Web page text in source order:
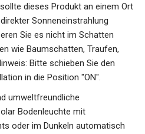
dieses Produkt an einem Ort
Sonneneinstrahlung
Sie es nicht im Schatten
wie Baumschatten, Traufen,
Bitte schieben Sie den
in die Position "ON".
umweltfreundliche
Bodenleuchte mit
oder im Dunkeln automatisch